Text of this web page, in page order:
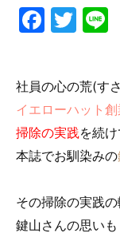
F
a
e
b
o
o
k
T
w
itt
er
e
社員の心の荒(す
イエローハット
掃除の実践を続け
本誌でお馴染みの
その掃除の実践
鍵山さんの思いも